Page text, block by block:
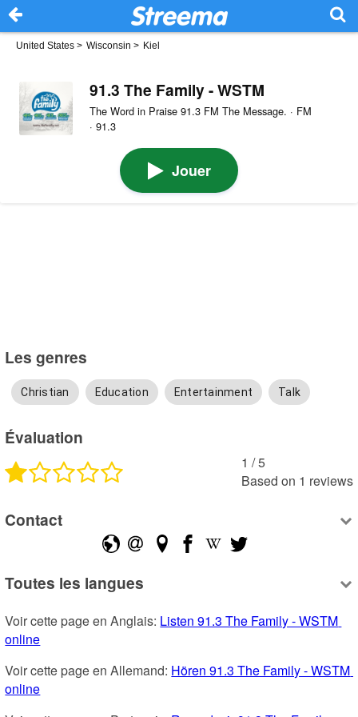
United States > Wisconsin > Kiel
91.3 The Family - WSTM
The Word in Praise 91.3 FM The Message. · FM
· 91.3
Jouer
Les genres
Christian Education Entertainment Talk
Évaluation
1 /5
Based on 1 reviews
Contact
Toutes les langues
Voir cette page en Anglais: Listen 91.3 The Family - WSTM
online
Voir cette page en Allemand: Hören 91.3 The Family - WSTM
online